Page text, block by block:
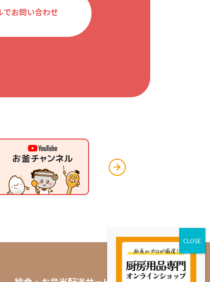
でお問い合わせ